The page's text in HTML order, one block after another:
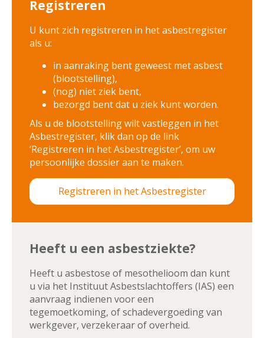
Registreren
U kunt zich registreren in het asbestregister
als u:
in aanraking bent geweest met asbest
(blootstelling),
(nog) niet ziek bent,
bezorgd bent dat u ziek kunt worden.
Als u de blootstelling wilt vastleggen in het
Asbestregister, klik dan op de link
‘Registreren in het Asbestregister’, om uw
persoonlijke dossier aan te maken.
Registreren in het Asbestregister
Heeft u een asbestziekte?
Heeft u asbestose of mesothelioom dan kunt
u via het Instituut Asbestslachtoffers (IAS) een
aanvraag indienen voor een
tegemoetkoming, of schadevergoeding van
werkgever, verzekeraar of overheid.